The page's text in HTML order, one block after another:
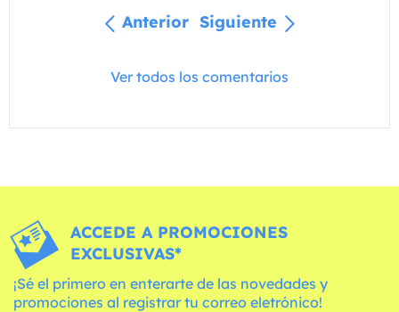
Anterior Siguiente
Ver todos los comentarios
ACCEDE A PROMOCIONES
EXCLUSIVAS*
¡Sé el primero en enterarte de las novedades y
promociones al registrar tu correo eletrónico!